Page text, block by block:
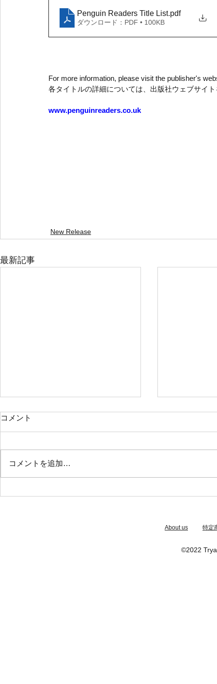
Penguin Readers Title List.pdf
ダウンロード：PDF • 100KB
For more information, please visit the publisher's
各タイトルの詳細については、出版社ウェブサイ
www.penguinreaders.co.uk
New Release
最新記事
コメント
コメントを追加…
​About us 特定
©2022